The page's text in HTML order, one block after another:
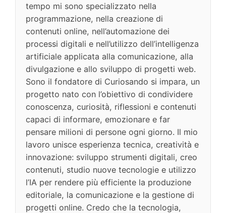
tempo mi sono specializzato nella
programmazione, nella creazione di
contenuti online, nell’automazione dei
processi digitali e nell’utilizzo dell’intelligenza
artificiale applicata alla comunicazione, alla
divulgazione e allo sviluppo di progetti web.
Sono il fondatore di Curiosando si impara, un
progetto nato con l’obiettivo di condividere
conoscenza, curiosità, riflessioni e contenuti
capaci di informare, emozionare e far
pensare milioni di persone ogni giorno. Il mio
lavoro unisce esperienza tecnica, creatività e
innovazione: sviluppo strumenti digitali, creo
contenuti, studio nuove tecnologie e utilizzo
l’IA per rendere più efficiente la produzione
editoriale, la comunicazione e la gestione di
progetti online. Credo che la tecnologia,